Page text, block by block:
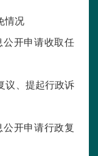
情况
开申请收取任
、提起行政诉
开申请行政复